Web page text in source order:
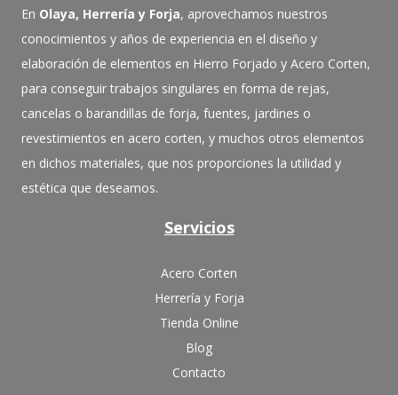
En Olaya, Herrería y Forja, aprovechamos nuestros
conocimientos y años de experiencia en el diseño y
elaboración de elementos en Hierro Forjado y Acero Corten,
para conseguir trabajos singulares en forma de rejas,
cancelas o barandillas de forja, fuentes, jardines o
revestimientos en acero corten, y muchos otros elementos
en dichos materiales, que nos proporciones la utilidad y
estética que deseamos.
Servicios
Acero Corten
Herrería y Forja
Tienda Online
Blog
Contacto